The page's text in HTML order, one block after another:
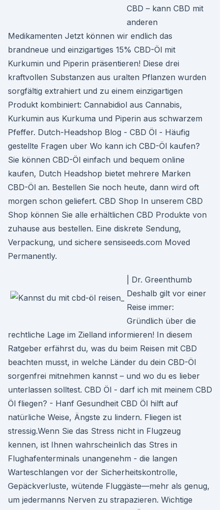
CBD – kann CBD mit
anderen
Medikamenten Jetzt können wir endlich das
brandneue und einzigartiges 15% CBD-Öl mit
Kurkumin und Piperin präsentieren! Diese drei
kraftvollen Substanzen aus uralten Pflanzen wurden
sorgfältig extrahiert und zu einem einzigartigen
Produkt kombiniert: Cannabidiol aus Cannabis,
Kurkumin aus Kurkuma und Piperin aus schwarzem
Pfeffer. Dutch-Headshop Blog - CBD Öl - Häufig
gestellte Fragen uber Wo kann ich CBD-Öl kaufen?
Sie können CBD-Öl einfach und bequem online
kaufen, Dutch Headshop bietet mehrere Marken
CBD-Öl an. Bestellen Sie noch heute, dann wird oft
morgen schon geliefert. CBD Shop In unserem CBD
Shop können Sie alle erhältlichen CBD Produkte von
zuhause aus bestellen. Eine diskrete Sendung,
Verpackung, und sichere sensiseeds.com Moved
Permanently.
| Dr. Greenthumb
Deshalb gilt vor einer
Reise immer:
Gründlich über die
rechtliche Lage im Zielland informieren! In diesem
Ratgeber erfährst du, was du beim Reisen mit CBD
beachten musst, in welche Länder du dein CBD-Öl
sorgenfrei mitnehmen kannst – und wo du es lieber
unterlassen solltest. CBD Öl - darf ich mit meinem CBD
Öl fliegen? - Hanf Gesundheit CBD Öl hilft auf
natürliche Weise, Ängste zu lindern. Fliegen ist
stressig.Wenn Sie das Stress nicht in Flugzeug
kennen, ist Ihnen wahrscheinlich das Stres in
Flughafenterminals unangenehm - die langen
Warteschlangen vor der Sicherheitskontrolle,
Gepäckverluste, wütende Fluggäste—mehr als genug,
um jedermanns Nerven zu strapazieren. Wichtige